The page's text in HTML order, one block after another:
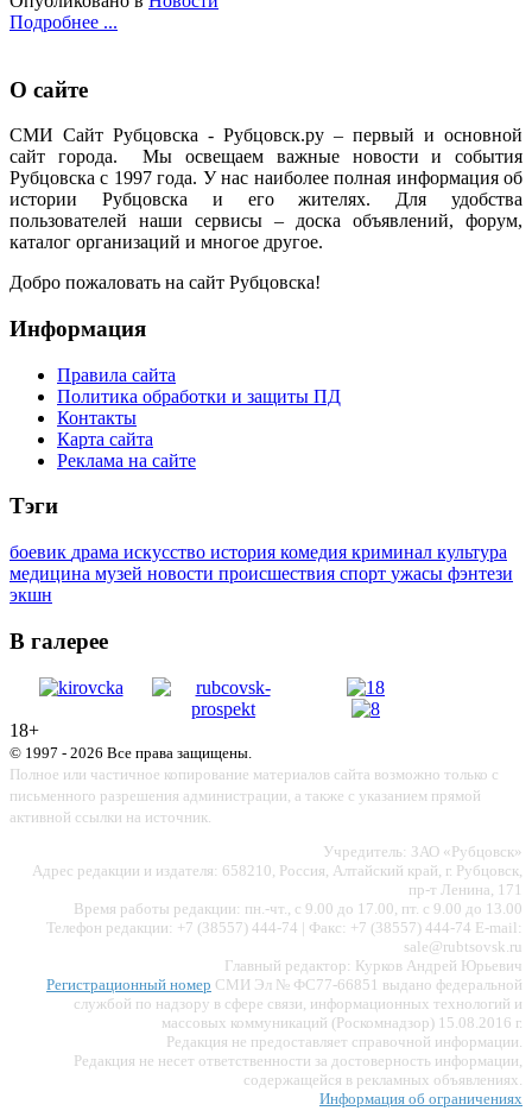
Подробнее ...
О сайте
СМИ Сайт Рубцовска - Рубцовск.ру – первый и основной
сайт города. Мы освещаем важные новости и события
Рубцовска с 1997 года. У нас наиболее полная информация об
истории Рубцовска и его жителях. Для удобства
пользователей наши сервисы – доска объявлений, форум,
каталог организаций и многое другое.
Добро пожаловать на сайт Рубцовска!
Информация
Правила сайта
Политика обработки и защиты ПД
Контакты
Карта сайта
Реклама на сайте
Тэги
боевик драма искусство история комедия криминал культура
медицина музей новости происшествия спорт ужасы фэнтези
экшн
В галерее
18+
© 1997 - 2026 Все права защищены.
Полное или частичное копирование материалов сайта возможно только с
письменного разрешения администрации, а также с указанием прямой
активной ссылки на источник.
Учредитель: ЗАО «Рубцовск»
Адрес редакции и издателя: 658210, Россия, Алтайский край, г. Рубцовск,
пр-т Ленина, 171
Время работы редакции: пн.-чт., с 9.00 до 17.00, пт. с 9.00 до 13.00
Телефон редакции: +7 (38557) 444-74 | Факс: +7 (38557) 444-74 E-mail:
sale@rubtsovsk.ru
Главный редактор: Курков Андрей Юрьевич
Регистрационный номер СМИ Эл № ФС77-66851 выдано федеральной
службой по надзору в сфере связи, информационных технологий и
массовых коммуникаций (Роскомнадзор) 15.08.2016 г.
Редакция не предоставляет справочной информации.
Редакция не несет ответственности за достоверность информации,
содержащейся в рекламных объявлениях.
Информация об ограничениях